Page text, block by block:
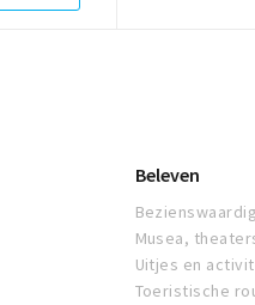
Beleven
Musea,
Uitjes en
Toeristische